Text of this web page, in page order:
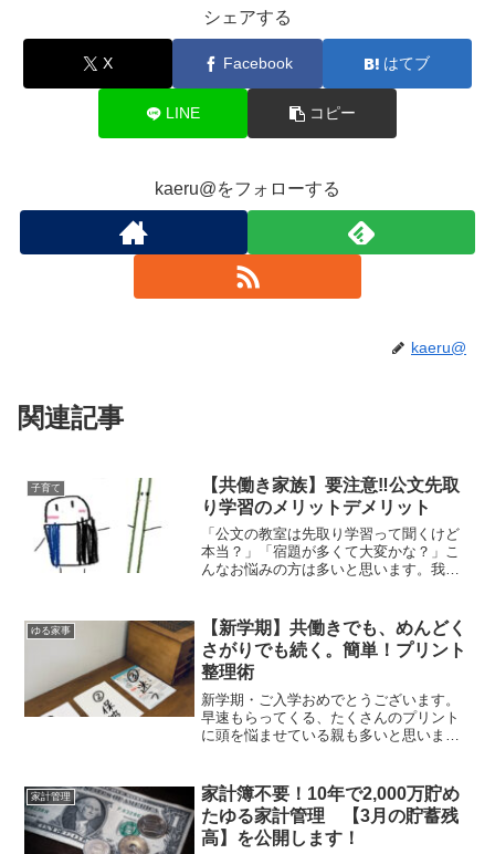
シェアする
X Facebook はてブ
LINE コピー
kaeru@をフォローする
kaeru@
関連記事
子育て
【共働き家族】要注意‼公文先取
り学習のメリットデメリット
「公文の教室は先取り学習って聞くけど
本当？」「宿題が多くて大変かな？」こ
んなお悩みの方は多いと思います。我が
ます。実体験をもとに、公文のメリット
デメリットを紹介していま...
ゆる家事
【新学期】共働きでも、めんどく
さがりでも続く。簡単！プリント
整理術
新学期・ご入学おめでとうございます。
早速もらってくる、たくさんのプリント
に頭を悩ませている親も多いと思いま
こで、我が家が実践している「簡単にプ
リントを整理する方法...
家計管理
家計簿不要！10年で2,000万貯め
たゆる家計管理 【3月の貯蓄残
高】を公開します！